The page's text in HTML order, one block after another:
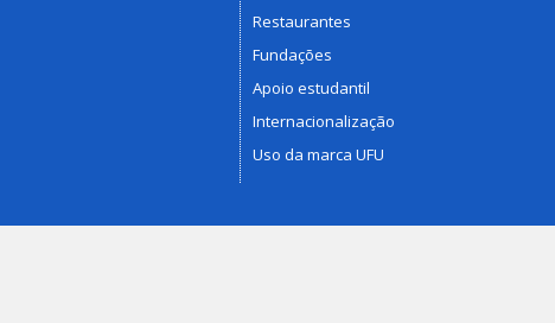
Restaurantes
Fundações
Apoio estudantil
Internacionalização
Uso da marca UFU